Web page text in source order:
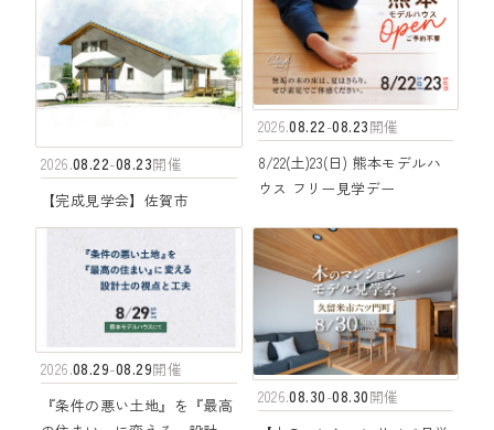
2026.08.22-08.23開催
【完成見学会】佐賀市
2026.08.22-08.23開催
8/22(土)23(日) 熊本モデルハ
ウス フリー見学デー
2026.08.29-08.29開催
『条件の悪い土地』を『最高
2026.08.30-08.30開催